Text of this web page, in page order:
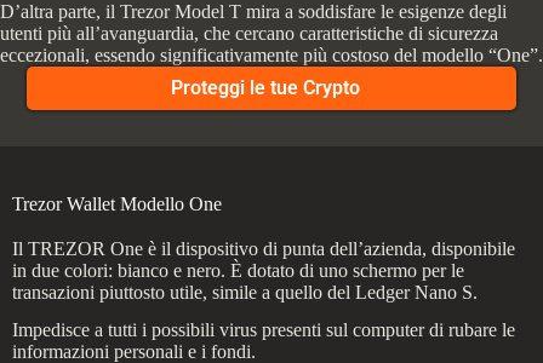
D’altra parte, il Trezor Model T mira a soddisfare le esigenze degli
utenti più all’avanguardia, che cercano caratteristiche di sicurezza
eccezionali, essendo significativamente più costoso del modello “One”.
Proteggi le tue Crypto
Trezor Wallet Modello One
Il TREZOR One è il dispositivo di punta dell’azienda, disponibile
in due colori: bianco e nero. È dotato di uno schermo per le
transazioni piuttosto utile, simile a quello del Ledger Nano S.
Impedisce a tutti i possibili virus presenti sul computer di rubare le
informazioni personali e i fondi.